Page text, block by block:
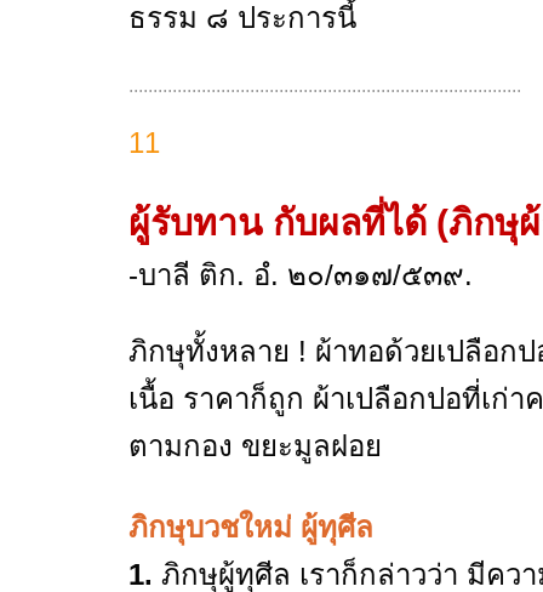
ธรรม ๘ ประการนี้
.................................................................................
11
ผู้รับทาน กับผลที่ได้ (ภิกษุ
-บาลี ติก. อํ. ๒๐/๓๑๗/๕๓๙.
ภิกษุทั้งหลาย ! ผ้าทอด้วยเปลือก
เนื้อ ราคาก็ถูก ผ้าเปลือกปอที่เก่
ตามกอง ขยะมูลฝอย
ภิกษุบวชใหม่ ผู้ทุศีล
1. ภิกษุผู้ทุศีล เราก็กล่าวว่า มีคว